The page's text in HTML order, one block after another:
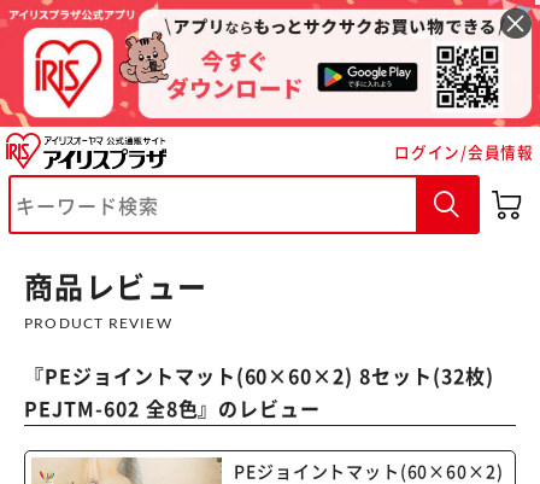
ログイン/会員情報
商品レビュー
PRODUCT REVIEW
『PEジョイントマット(60×60×2) 8セット(32枚)
PEJTM-602 全8色』のレビュー
PEジョイントマット(60×60×2)
※ご確認ください
カートに入れる